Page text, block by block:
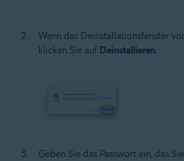
Wenn das Deinstallationsfenster
klicken Sie auf Deinstallieren
Geben Sie das Passwort ein, das